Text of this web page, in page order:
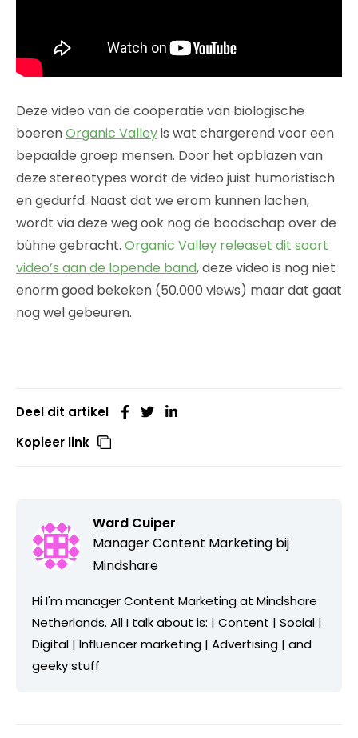
Deze video van de coöperatie van biologische
boerenOrganic Valleyis wat chargerend voor een
bepaalde groep mensen. Door het opblazen van
deze stereotypes wordt de video juist humoristisch
en gedurfd. Naast dat we erom kunnen lachen,
wordt via deze weg ook nog de boodschap over de
bühne gebracht. Organic Valley releaset dit soort
video’s aan de lopende band, deze video is nog niet
enorm goed bekeken (50.000 views) maar dat gaat
nog wel gebeuren.
Deel dit artikel
Kopieer link
Ward Cuiper
Manager Content Marketing bij
Mindshare
Hi I'm manager Content Marketing at Mindshare
Netherlands. All I talk about is: | Content | Social |
Digital | Influencer marketing | Advertising | and
geeky stuff